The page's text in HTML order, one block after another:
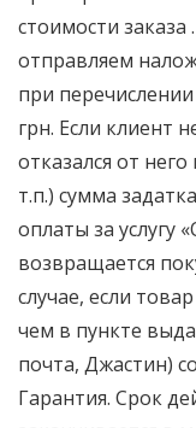
стоимости
отправляем
при
грн. Если клиент
отказался от
т.п.) сумма
оплаты за услугу
возвращается
случае, если
чем в пункте
почта, Джастин)
Гарантия. Срок